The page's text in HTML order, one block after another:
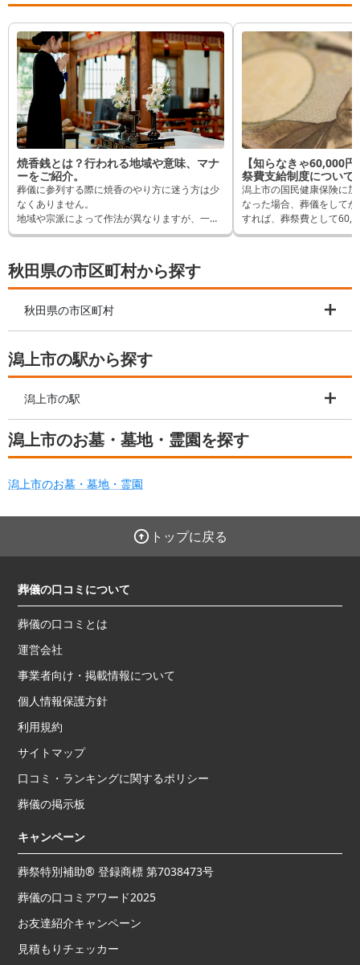
焼香銭とは？行われる地域や意味、マナ
ーをご紹介。
葬儀に参列する際に焼香のやり方に迷う方は少
なくありません。
地域や宗派によって作法が異なりますが、一部
地域で焼香の際に小銭を供える「焼香銭」が行
初めて目にする場合、どのように対応したらい
いか戸惑うでしょう。
そこでこの記事では焼香銭の意味や作法につい
てご紹介します。
【知らなきゃ60,000
祭費支給制度について
潟上市の国民健康保険に
なった場合、葬儀をして
すれば、葬祭費として
できます。 逆に申請しな
秋田県の市区町村から探す
秋田県の市区町村
潟上市の駅から探す
潟上市の駅
潟上市のお墓・墓地・霊園を探す
潟上市のお墓・墓地・霊園
トップに戻る
葬儀の口コミについて
葬儀の口コミとは
運営会社
事業者向け・掲載情報について
個人情報保護方針
利用規約
サイトマップ
口コミ・ランキングに関するポリシー
葬儀の掲示板
キャンペーン
葬祭特別補助® 登録商標 第7038473号
葬儀の口コミアワード2025
お友達紹介キャンペーン
見積もりチェッカー